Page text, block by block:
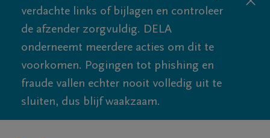
verdachte links of bijlagen en controleer
de afzender zorgvuldig. DELA
onderneemt meerdere acties om dit te
voorkomen. Pogingen tot phishing en
fraude vallen echter nooit volledig uit te
sluiten, dus blijf waakzaam.